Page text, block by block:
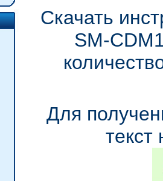
Скачать
SM-
Для
текст